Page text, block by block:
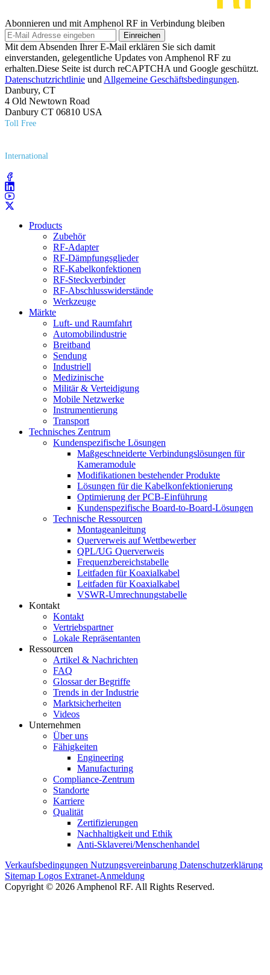
Abonnieren und mit Amphenol RF in Verbindung bleiben
Einreichen
Mit dem Absenden Ihrer E-Mail erklären Sie sich damit
einverstanden, gelegentliche Updates von Amphenol RF zu
erhalten.Diese Seite ist durch reCAPTCHA und Google geschützt.
Datenschutzrichtlinie und Allgemeine Geschäftsbedingungen.
Danbury, CT
4 Old Newtown Road
Danbury CT 06810 USA
Toll Free
International
Products
Zubehör
RF-Adapter
RF-Dämpfungsglieder
RF-Kabelkonfektionen
RF-Steckverbinder
RF-Abschlusswiderstände
Werkzeuge
Märkte
Luft- und Raumfahrt
Automobilindustrie
Breitband
Sendung
Industriell
Medizinische
Militär & Verteidigung
Mobile Netzwerke
Instrumentierung
Transport
Technisches Zentrum
Kundenspezifische Lösungen
Maßgeschneiderte Verbindungslösungen für
Kameramodule
Modifikationen bestehender Produkte
Lösungen für die Kabelkonfektionierung
Optimierung der PCB-Einführung
Kundenspezifische Board-to-Board-Lösungen
Technische Ressourcen
Montageanleitung
Querverweis auf Wettbewerber
QPL/UG Querverweis
Frequenzbereichstabelle
Leitfaden für Koaxialkabel
Leitfaden für Koaxialkabel
VSWR-Umrechnungstabelle
Kontakt
Kontakt
Vertriebspartner
Lokale Repräsentanten
Ressourcen
Artikel & Nachrichten
FAQ
Glossar der Begriffe
Trends in der Industrie
Marktsicherheiten
Videos
Unternehmen
Über uns
Fähigkeiten
Engineering
Manufacturing
Compliance-Zentrum
Standorte
Karriere
Qualität
Zertifizierungen
Nachhaltigkeit und Ethik
Anti-Sklaverei/Menschenhandel
Verkaufsbedingungen Nutzungsvereinbarung Datenschutzerklärung
Sitemap Logos Extranet-Anmeldung
Copyright © 2026 Amphenol RF. All Rights Reserved.